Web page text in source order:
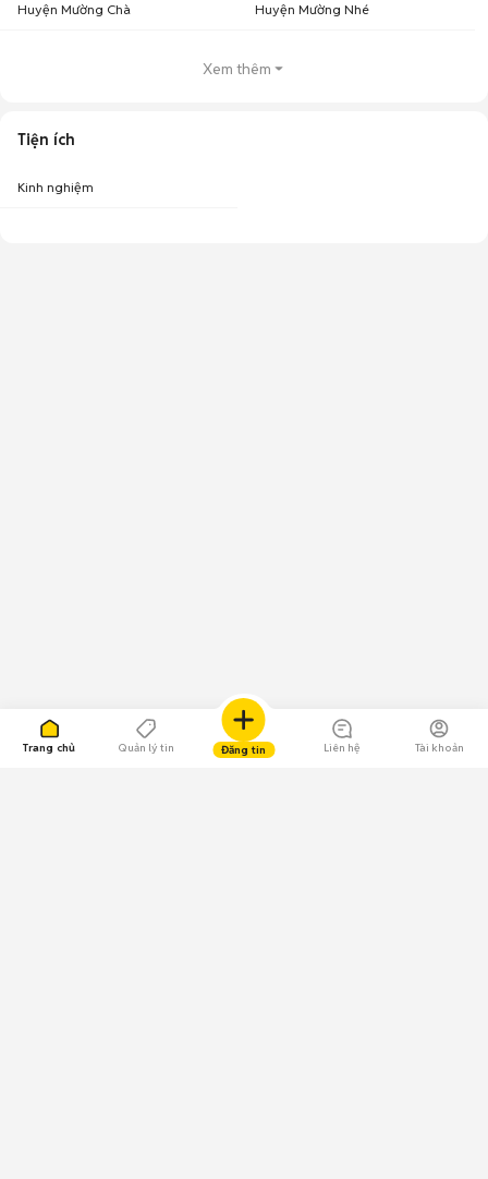
Trang chủ Quản lý tin Đăng tin Liên hệ Tài khoản
Huyện Mường Chà Huyện Mường Nhé
Xem thêm
Tiện ích
Kinh nghiệm